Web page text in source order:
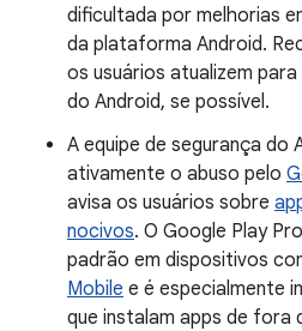
dificultada por melhorias
da plataforma Android.
os usuários atualizem
do Android, se possível.
A equipe de segurança do
ativamente o abuso pelo
avisa os usuários sobre
nocivos. O Google Play
padrão em dispositivos
Mobile e é especialmente
que instalam apps de fora